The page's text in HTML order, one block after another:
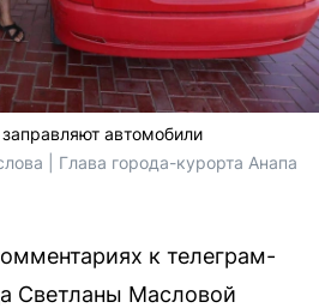
автомобили
| Глава города-курорта Анапа
к телеграм-
Светланы Масловой